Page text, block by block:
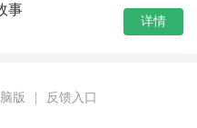
事
详情
版 反馈入口